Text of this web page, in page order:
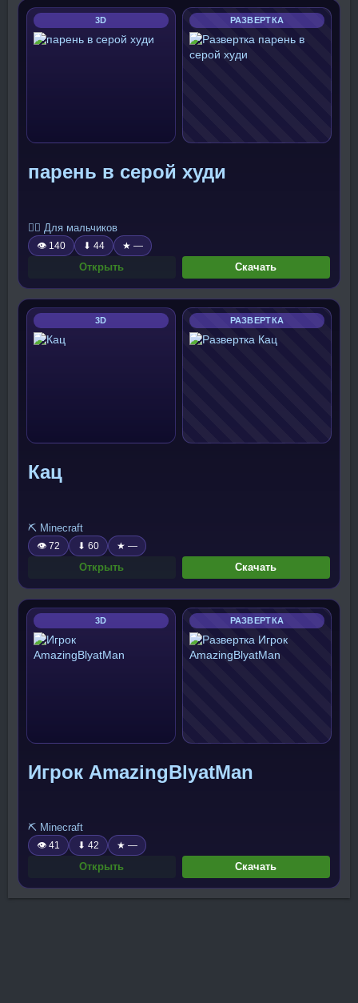
3D РАЗВЕРТКА
парень в серой худи
🧍‍♂️ Для мальчиков
👁 140 ⬇ 44 ★ —
Открыть Скачать
3D РАЗВЕРТКА
Кац
⛏️ Minecraft
👁 72 ⬇ 60 ★ —
Открыть Скачать
3D РАЗВЕРТКА
Игрок AmazingBlyatMan
⛏️ Minecraft
👁 41 ⬇ 42 ★ —
Открыть Скачать